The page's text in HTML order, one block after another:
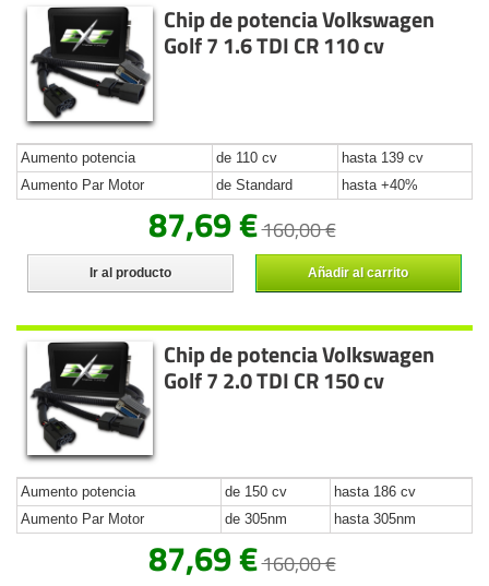
Chip de potencia Volkswagen
Golf 7 1.6 TDI CR 110 cv
Aumento potencia de 110 cv
hasta 139 cv
Aumento Par Motor
de Standard hasta +40%
87,69 €160,00 €
Ir al producto Añadir al carrito
Chip de potencia Volkswagen
Golf 7 2.0 TDI CR 150 cv
Aumento potencia de 150 cv
hasta 186 cv
Aumento Par Motor
de 305nm hasta 305nm
87,69 €160,00 €